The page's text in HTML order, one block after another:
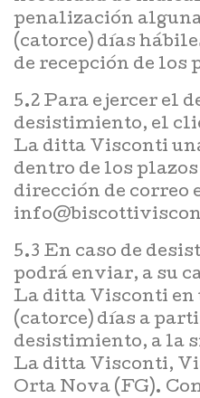
penalización
(catorce) días
de recepción de los
5.2 Para ejercer el
desistimiento, el
La ditta Visconti
dentro de los
dirección de correo
5.3 En caso de
podrá enviar, a su
La ditta Visconti en
(catorce) días a
desistimiento, a la
La ditta Visconti,
Orta Nova (FG).